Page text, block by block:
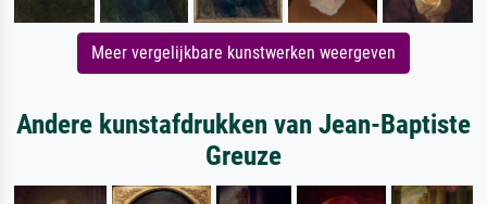
Meer vergelijkbare kunstwerken weergeven
Andere kunstafdrukken van Jean-Baptiste
Greuze